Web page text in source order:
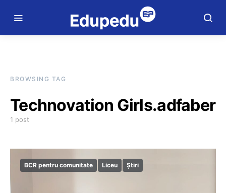
BROWSING TAG
Technovation Girls.adfaber
1 post
BCR pentru comunitate Liceu Știri